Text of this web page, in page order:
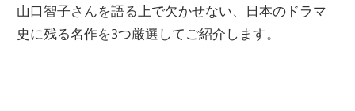
山口智子さんを語る上で欠かせない、日本のドラマ
史に残る名作を3つ厳選してご紹介します。